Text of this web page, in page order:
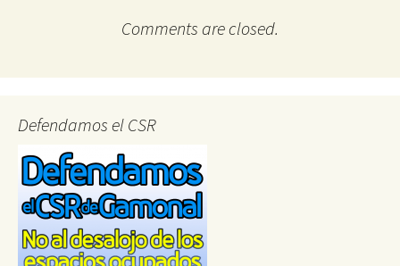
Comments are closed.
Defendamos el CSR